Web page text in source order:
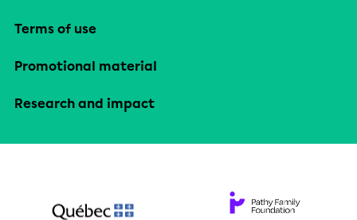
Terms of use
Promotional material
Research and impact